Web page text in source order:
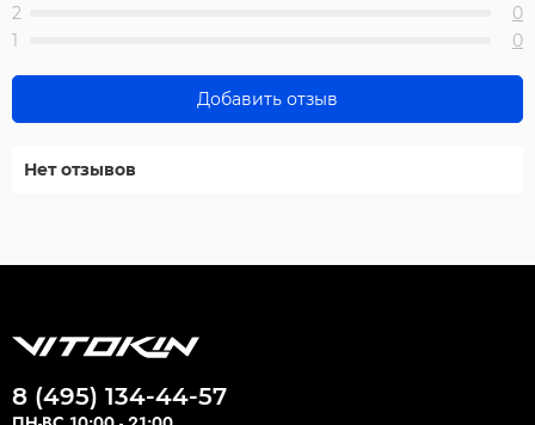
2
0
1
0
Добавить отзыв
Нет отзывов
8 (495) 134-44-57